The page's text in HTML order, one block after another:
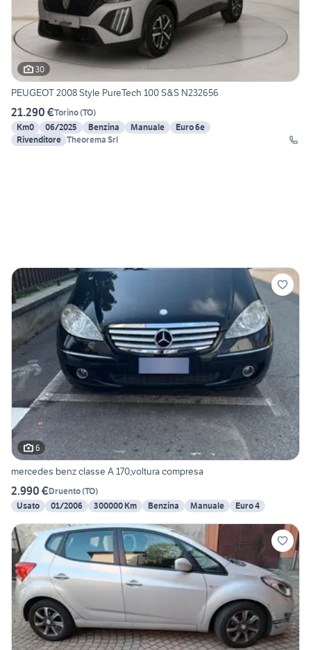
30
PEUGEOT 2008 Style PureTech 100 S&S N232656
21.290 €Torino(TO)
Km0
06/2025 Benzina Manuale
Euro 6e
Rivenditore Theorema Srl
6
mercedes benz classe A 170,voltura compresa
2.990 €Druento(TO)
Usato
01/2006 300000 Km Benzina Manuale Euro 4